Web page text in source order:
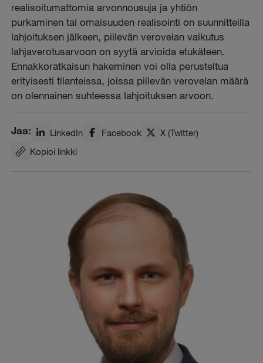
realisoitumattomia arvonnousuja ja yhtiön
purkaminen tai omaisuuden realisointi on suunnitteilla
lahjoituksen jälkeen, piilevän verovelan vaikutus
lahjaverotusarvoon on syytä arvioida etukäteen.
Ennakkoratkaisun hakeminen voi olla perusteltua
erityisesti tilanteissa, joissa piilevän verovelan määrä
on olennainen suhteessa lahjoituksen arvoon.
Jaa: LinkedIn Facebook
X (Twitter)
Kopioi linkki